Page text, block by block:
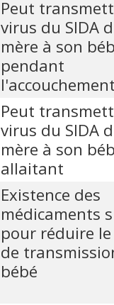
Peut
virus du SIDA
mère à son
pendant
Peut
virus du SIDA
mère à son
allaitant
Existence des
médicaments
pour réduire
de
bébé